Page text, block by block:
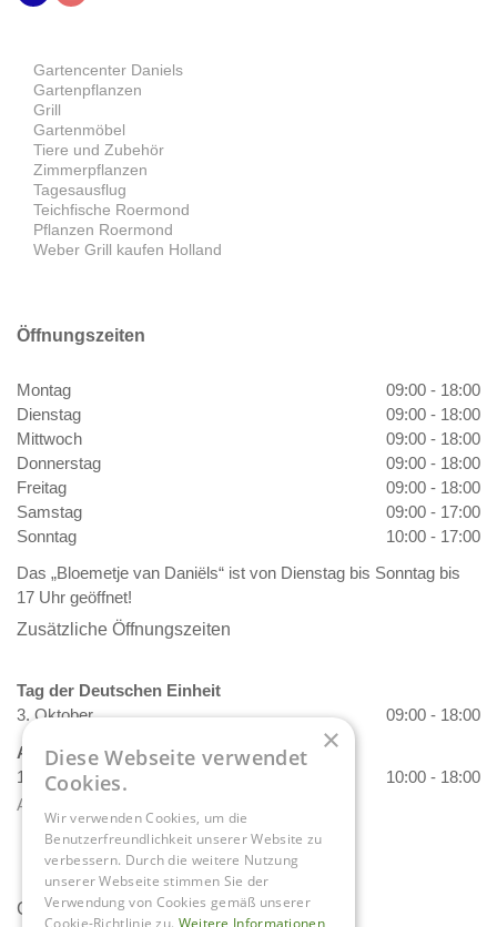
Gartencenter Daniels
Gartenpflanzen
Grill
Gartenmöbel
Tiere und Zubehör
Zimmerpflanzen
Tagesausflug
Teichfische Roermond
Pflanzen Roermond
Weber Grill kaufen Holland
Öffnungszeiten
Montag
09:00 - 18:00
Dienstag
09:00 - 18:00
Mittwoch
09:00 - 18:00
Donnerstag
09:00 - 18:00
Freitag
09:00 - 18:00
Samstag
09:00 - 17:00
Sonntag
10:00 - 17:00
Das „Bloemetje van Daniëls“ ist von Dienstag bis Sonntag bis
17 Uhr geöffnet!
Zusätzliche Öffnungszeiten
Tag der Deutschen Einheit
3. Oktober
09:00 - 18:00
Allerheiligen
1. November
10:00 - 18:00
Alle Öffnungszeiten anzeigen
Contact
×
Diese Webseite verwendet
Cookies.
Wir verwenden Cookies, um die
Benutzerfreundlichkeit unserer Website zu
verbessern. Durch die weitere Nutzung
unserer Webseite stimmen Sie der
Verwendung von Cookies gemäß unserer
Cookie-Richtlinie zu. Weitere Informationen